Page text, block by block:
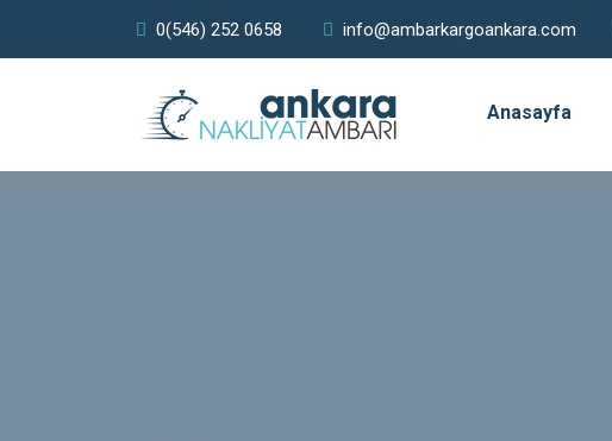
0(546) 252 0658 info@ambarkargoankara.com
Anasayfa